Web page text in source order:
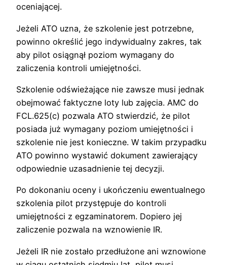
oceniającej.
Jeżeli ATO uzna, że szkolenie jest potrzebne,
powinno określić jego indywidualny zakres, tak
aby pilot osiągnął poziom wymagany do
zaliczenia kontroli umiejętności.
Szkolenie odświeżające nie zawsze musi jednak
obejmować faktyczne loty lub zajęcia. AMC do
FCL.625(c) pozwala ATO stwierdzić, że pilot
posiada już wymagany poziom umiejętności i
szkolenie nie jest konieczne. W takim przypadku
ATO powinno wystawić dokument zawierający
odpowiednie uzasadnienie tej decyzji.
Po dokonaniu oceny i ukończeniu ewentualnego
szkolenia pilot przystępuje do kontroli
umiejętności z egzaminatorem. Dopiero jej
zaliczenie pozwala na wznowienie IR.
Jeżeli IR nie zostało przedłużone ani wznowione